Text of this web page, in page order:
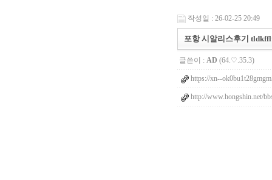
작성일 : 26-02-25 20:49
포항 시알리스후기
글쓴이 : AD (64.♡.35.3)
https://xn--
http://www.hongshin.net/